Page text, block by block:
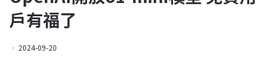
戶有福了
2024-09-20